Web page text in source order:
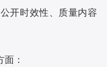
公开时效性、质量内容
：